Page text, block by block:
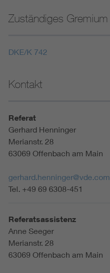
Zuständiges Gremium
DKE/K 742
Kontakt
Referat
Gerhard Henninger
Merianstr. 28
63069 Offenbach am Main
gerhard.henninger@vde.com
Tel. +49 69 6308-451
Referatsassistenz
Anne Seeger
Merianstr. 28
63069 Offenbach am Main